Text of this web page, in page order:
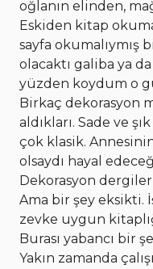
oğlanın elinden,
Eskiden kitap
sayfa okumalıymış
olacaktı galiba ya
yüzden koydum o
Birkaç dekorasyon
aldıkları. Sade ve
çok klasik.
olsaydı hayal
Dekorasyon
Ama bir şey eksikti.
zevke uygun
Burası yabancı bir
Yakın zamanda